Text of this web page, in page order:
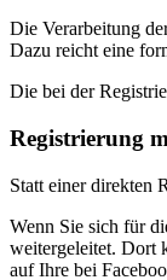
Die Verarbeitung
Dazu reicht eine
Die bei der
Registrierung
Statt einer direkten
Wenn Sie sich für
weitergeleitet. Dort
auf Ihre bei